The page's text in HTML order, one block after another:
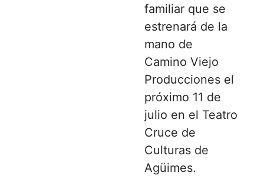
familiar que se
estrenará de la
mano de
Camino Viejo
Producciones el
próximo 11 de
julio en el Teatro
Cruce de
Culturas de
Agüimes.